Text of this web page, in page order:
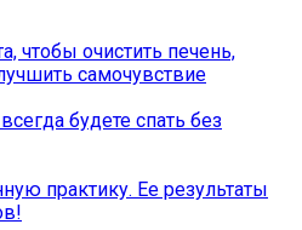
чтобы очистить печень,
самочувствие
будете спать без
практику. Ее результаты